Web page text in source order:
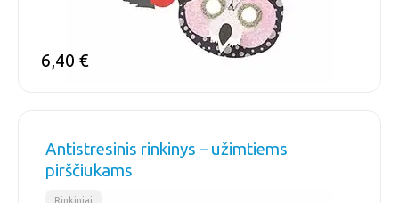
6,40 €
Antistresinis rinkinys – užimtiems
pirščiukams
Rinkiniai